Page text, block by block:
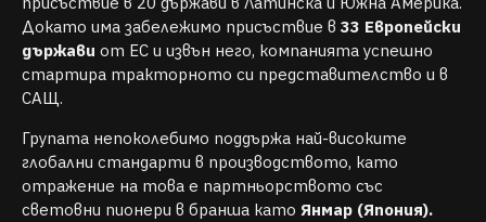
Докато има забележимо присъствие в 33 Европейски
държави от ЕС и извън него, компанията успешно
стартира тракторното си представителство и в
САЩ.
Групата непоколебимо поддържа най-високите
глобални стандарти в производството, като
отражение на това е партньорството със
световни пионери в бранша като Янмар (Япония).